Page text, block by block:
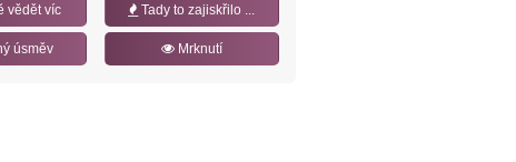
vědět víc Tady to zajiskřilo ...
úsměv Mrknutí